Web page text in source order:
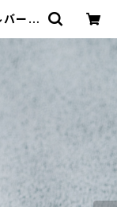
バー9
ト